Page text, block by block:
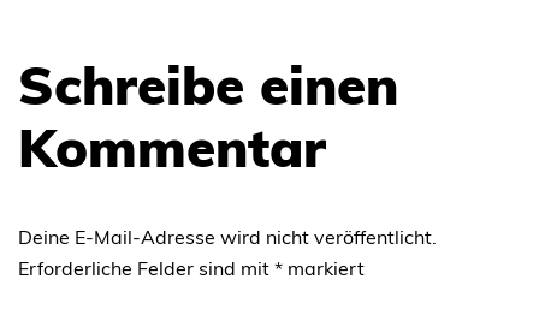
Schreibe einen
Kommentar
Deine E-Mail-Adresse wird nicht veröffentlicht.
Erforderliche Felder sind mit * markiert